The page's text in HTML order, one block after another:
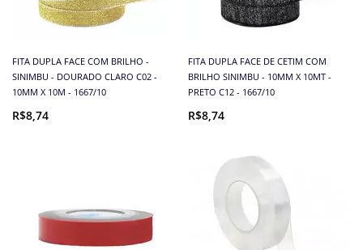
FITA DUPLA FACE COM BRILHO -
SINIMBU - DOURADO CLARO C02 -
10MM X 10M - 1667/10
R$8,74
FITA DUPLA FACE DE CETIM COM
BRILHO SINIMBU - 10MM X 10MT -
PRETO C12 - 1667/10
R$8,74